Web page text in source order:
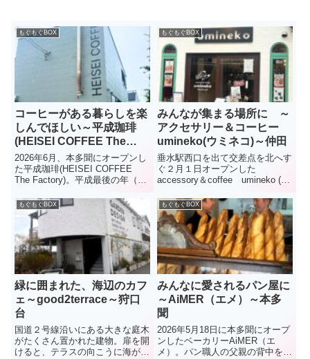
もぐもぐBOX
コーヒーがある暮らしを楽
しんでほしい～平成珈琲
(HEISEI COFFEE The
Factory)～本多聞
2026年6月、本多聞にオープンし
た平成珈琲(HEISEI COFFEE
The Factory)。平成最後の年（
店。「珈琲文化を根付かせるのに
ふさわしい場所」として垂水区に
移転してきた。2階には、淹れた
て...
もぐもぐBOX
みんなが集まる場所に ～
アクセサリー＆コーヒー
umineko(ウミネコ)～仲田
垂水駅西口を出て交差点を北へす
ぐ２月１日オープンした
accessory＆coffee umineko (う
で生豆から焙煎技術を学び、オリ
ジナルブレンドを作る夫。アクセ
サリー作りが得意な妻。うみねこ
は、そんな2人...
もぐもぐBOX
緑に囲まれた、海辺のカフ
ェ～good2terrace～狩口
台
国道２号線沿いにある大きな庭木
がたくさん置かれた建物。扉を開
けると、テラスの向こうに海が広
もぐもぐBOX
みんなに愛されるパン屋に
～AiMER（エメ）～本多
聞
2026年5月18日に本多聞にオープ
ンしたベーカリーAiMER（エ
メ）。パン職人の父親の背中を見